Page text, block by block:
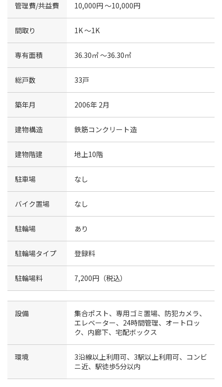
管理費/共益費 10,000円 〜10,000円
間取り 1K 〜1K
専有面積 36.30㎡ 〜36.30㎡
総戸数 33戸
築年月 2006年 2月
建物構造 鉄筋コンクリート造
建物階建 地上10階
駐車場 なし
バイク置場 なし
駐輪場 あり
駐輪場タイプ 登録料
駐輪場料 7,200円（税込）
設備
集合ポスト、専用ゴミ置場、防犯カメラ、
エレベーター、24時間管理、オートロッ
ク、内廊下、宅配ボックス
環境
3沿線以上利用可、3駅以上利用可、コンビ
ニ近、駅徒歩5分以内